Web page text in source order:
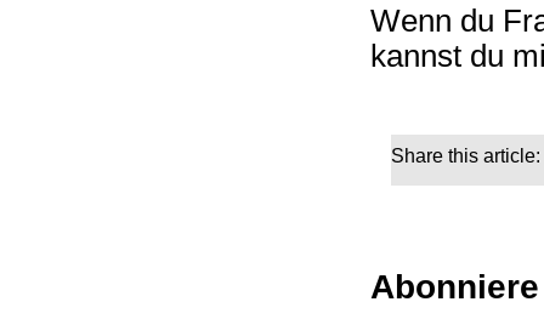
Wenn du
kannst du
Share this article: